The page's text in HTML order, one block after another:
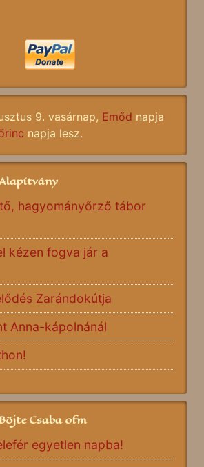
9. vasárnap, Emőd napja
napja lesz.
hagyományőrző tábor
kézen fogva jár a
Zarándokútja
Anna-kápolnánál
Csaba ofm
egyetlen napba!